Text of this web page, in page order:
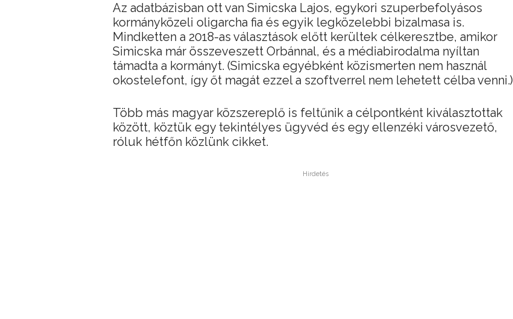
Az adatbázisban ott van Simicska Lajos, egykori szuperbefolyásos
kormányközeli oligarcha fia és egyik legközelebbi bizalmasa is.
Mindketten a 2018-as választások előtt kerültek célkeresztbe, amikor
Simicska már összeveszett Orbánnal, és a médiabirodalma nyíltan
támadta a kormányt. (Simicska egyébként közismerten nem használ
okostelefont, így őt magát ezzel a szoftverrel nem lehetett célba venni.)
Több más magyar közszereplő is feltűnik a célpontként kiválasztottak
között, köztük egy tekintélyes ügyvéd és egy ellenzéki városvezető,
róluk hétfőn közlünk cikket.
Hirdetés